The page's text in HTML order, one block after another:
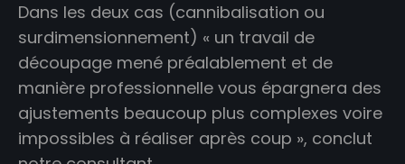
Dans les deux cas (cannibalisation ou
surdimensionnement) « un travail de
découpage mené préalablement et de
manière professionnelle vous épargnera des
ajustements beaucoup plus complexes voire
impossibles à réaliser après coup », conclut